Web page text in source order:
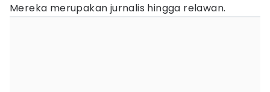
Mereka merupakan jurnalis hingga relawan.